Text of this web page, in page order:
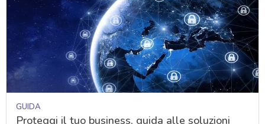
GUIDA
Proteggi il tuo business, guida alle soluzioni